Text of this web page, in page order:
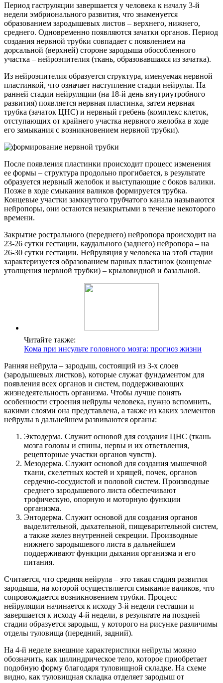
Период гаструляции завершается у человека к началу 3-й
недели эмбрионального развития, что знаменуется
образованием зародышевых листов – верхнего, нижнего,
среднего. Одновременно появляются зачатки органов. Период
создания нервной трубки совпадает с появлением на
дорсальной (верхней) стороне зародыша обособленного
участка – нейроэпителия (ткань, образовавшаяся из зачатка).
Из нейроэпителия образуется структура, именуемая нервной
пластинкой, что означает наступление стадии нейрулы. На
ранней стадии нейруляции (на 18-й день внутриутробного
развития) появляется нервная пластинка, затем нервная
трубка (зачаток ЦНС) и нервный гребень (комплекс клеток,
отступающих от крайнего участка нервного желобка в ходе
его замыкания с возникновением нервной трубки).
После появления пластинки происходит процесс изменения
ее формы – структура продольно прогибается, в результате
образуется нервный желобок и выступающие с боков валики.
Позже в ходе смыкания валиков формируется трубка.
Концевые участки замкнутого трубчатого канала называются
нейропоры, они остаются незакрытыми в течение некоторого
времени.
Закрытие рострального (переднего) нейропора происходит на
23-26 сутки гестации, каудального (заднего) нейропора – на
26-30 сутки гестации. Нейруляция у человека на этой стадии
характеризуется образованием парных пластинок (концевые
утолщения нервной трубки) – крыловидной и базальной.
Читайте также:
Кома при инсульте головного мозга: прогноз жизни
Ранняя нейрула – зародыш, состоящий из 3-х слоев
(зародышевых листков), которые служат фундаментом для
появления всех органов и систем, поддерживающих
жизнедеятельность организма. Чтобы лучше понять
особенности строения нейрулы человека, нужно вспомнить,
какими слоями она представлена, а также из каких элементов
нейрулы в дальнейшем развиваются органы:
Эктодерма. Служит основой для создания ЦНС (ткань
мозга головы и спины, нервы и их ответвления,
рецепторные участки органов чувств).
Мезодерма. Служит основой для создания мышечной
ткани, скелетных костей и хрящей, почек, органов
сердечно-сосудистой и половой систем. Производные
среднего зародышевого листа обеспечивают
трофическую, опорную и моторную функции
организма.
Энтодерма. Служит основой для создания органов
выделительной, дыхательной, пищеварительной систем,
а также желез внутренней секреции. Производные
нижнего зародышевого листа в дальнейшем
поддерживают функции дыхания организма и его
питания.
Считается, что средняя нейрула – это такая стадия развития
зародыша, на которой осуществляется смыкание валиков, что
сопровождается возникновением трубки. Процесс
нейруляции начинается к исходу 3-й недели гестации и
завершается к исходу 4-й недели, в результате на поздней
стадии образуется зародыш, у которого на рисунке различимы
отделы туловища (передний, задний).
На 4-й неделе внешние характеристики нейрулы можно
обозначить, как цилиндрическое тело, которое приобретает
подобную форму благодаря туловищной складке. На схеме
видно, как туловищная складка отделяет зародыш от